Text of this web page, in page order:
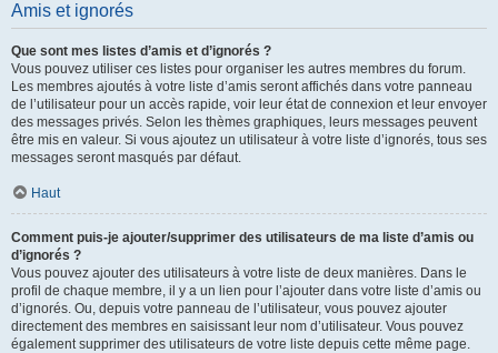
Amis et ignorés
Que sont mes listes d’amis et d’ignorés ?
Vous pouvez utiliser ces listes pour organiser les autres membres du forum.
Les membres ajoutés à votre liste d’amis seront affichés dans votre panneau
de l’utilisateur pour un accès rapide, voir leur état de connexion et leur envoyer
des messages privés. Selon les thèmes graphiques, leurs messages peuvent
être mis en valeur. Si vous ajoutez un utilisateur à votre liste d’ignorés, tous ses
messages seront masqués par défaut.
Haut
Comment puis-je ajouter/supprimer des utilisateurs de ma liste d’amis ou
d’ignorés ?
Vous pouvez ajouter des utilisateurs à votre liste de deux manières. Dans le
profil de chaque membre, il y a un lien pour l’ajouter dans votre liste d’amis ou
d’ignorés. Ou, depuis votre panneau de l’utilisateur, vous pouvez ajouter
directement des membres en saisissant leur nom d’utilisateur. Vous pouvez
également supprimer des utilisateurs de votre liste depuis cette même page.